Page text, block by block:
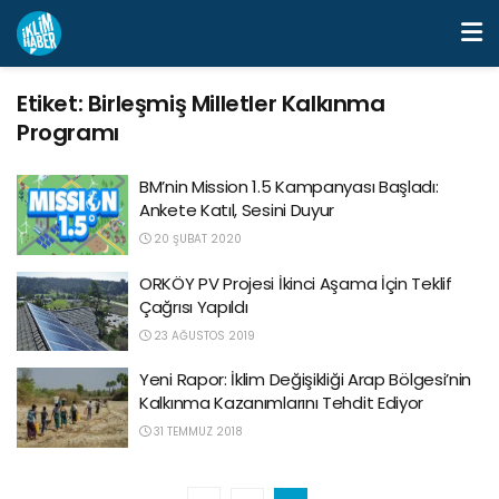
Etiket: Birleşmiş Milletler Kalkınma
Programı
BM’nin Mission 1.5 Kampanyası Başladı:
Ankete Katıl, Sesini Duyur
20 ŞUBAT 2020
ORKÖY PV Projesi İkinci Aşama İçin Teklif
Çağrısı Yapıldı
23 AĞUSTOS 2019
Yeni Rapor: İklim Değişikliği Arap Bölgesi’nin
Kalkınma Kazanımlarını Tehdit Ediyor
31 TEMMUZ 2018